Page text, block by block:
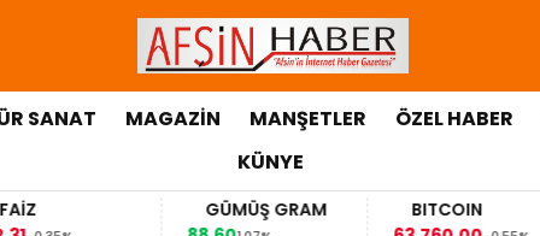
SANAT MAGAZİN MANŞETLER ÖZEL HABER
KÜNYE
FAİZ
GÜMÜŞ GRAM
BITCOIN